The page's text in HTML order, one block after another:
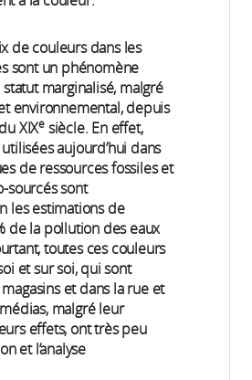
de couleurs dans les
sont un phénomène
marginalisé, malgré
environnemental, depuis
XIXe siècle. En effet,
aujourd’hui dans
de ressources fossiles et
sourcés sont
les estimations de
de la pollution des eaux
toutes ces couleurs
et sur soi, qui sont
et dans la rue et
malgré leur
effets, ont très peu
et l’analyse